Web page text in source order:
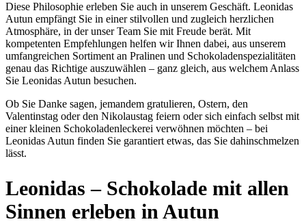
Diese Philosophie erleben Sie auch in unserem Geschäft. Leonidas
Autun empfängt Sie in einer stilvollen und zugleich herzlichen
Atmosphäre, in der unser Team Sie mit Freude berät. Mit
kompetenten Empfehlungen helfen wir Ihnen dabei, aus unserem
umfangreichen Sortiment an Pralinen und Schokoladenspezialitäten
genau das Richtige auszuwählen – ganz gleich, aus welchem Anlass
Sie Leonidas Autun besuchen.
Ob Sie Danke sagen, jemandem gratulieren, Ostern, den
Valentinstag oder den Nikolaustag feiern oder sich einfach selbst mit
einer kleinen Schokoladenleckerei verwöhnen möchten – bei
Leonidas Autun finden Sie garantiert etwas, das Sie dahinschmelzen
lässt.
Leonidas – Schokolade mit allen
Sinnen erleben in Autun